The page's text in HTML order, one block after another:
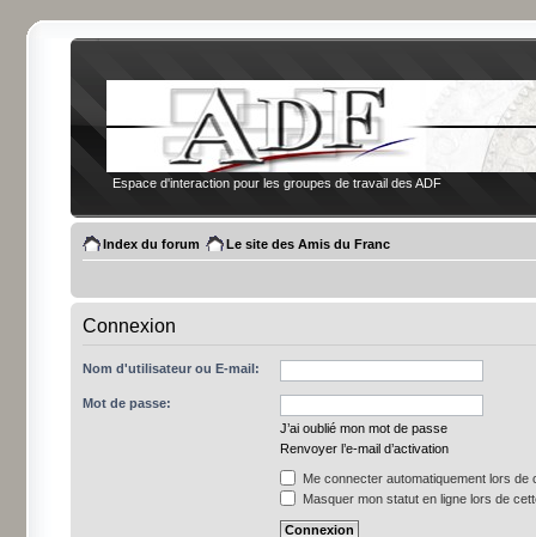
Espace d'interaction pour les groupes de travail des ADF
Index du forum Le site des Amis du Franc
Connexion
Nom d'utilisateur ou E-mail:
Mot de passe:
J’ai oublié mon mot de passe
Renvoyer l’e-mail d’activation
Me connecter automatiquement lors de
Masquer mon statut en ligne lors de